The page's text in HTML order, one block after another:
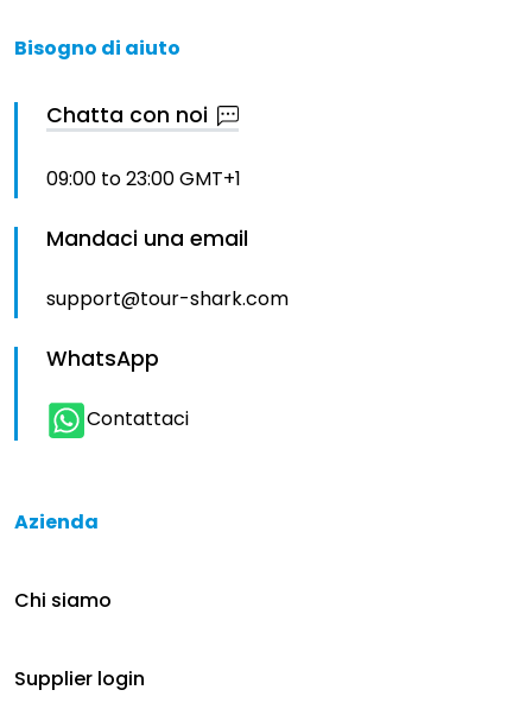
Bisogno di aiuto
Chatta con noi
09:00 to 23:00 GMT+1
Mandaci una email
support@tour-shark.com
WhatsApp
Contattaci
Azienda
Chi siamo
Supplier login